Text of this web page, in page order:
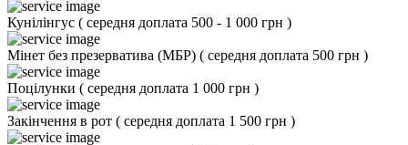
Кунілінгус ( середня доплата 500 - 1 000 грн )
Мінет без презерватива (МБР) ( середня доплата 500 грн )
Поцілунки ( середня доплата 1 000 грн )
Закінчення в рот ( середня доплата 1 500 грн )